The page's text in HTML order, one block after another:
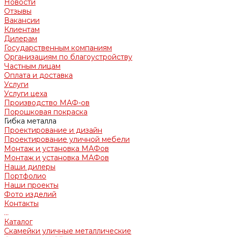
Новости
Отзывы
Вакансии
Клиентам
Дилерам
Государственным компаниям
Организациям по благоустройству
Частным лицам
Оплата и доставка
Услуги
Услуги цеха
Производство МАФ-ов
Порошковая покраска
Гибка металла
Проектирование и дизайн
Проектирование уличной мебели
Монтаж и установка МАФов
Монтаж и установка МАФов
Наши дилеры
Портфолио
Наши проекты
Фото изделий
Контакты
...
Каталог
Скамейки уличные металлические